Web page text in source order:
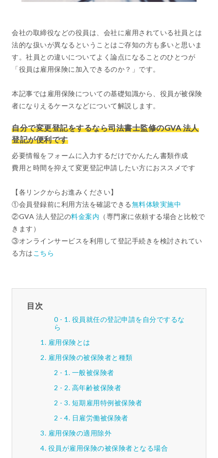
会社の取締役などの役員は、会社に雇用されている社員とは
法的な扱いが異なるということはご存知の方も多いと思いま
す。社員との違いについてよく論点になることのひとつが
「役員は雇用保険に加入できるのか？」です。
本記事では雇用保険についての基礎知識から、役員が被保険
者になりえるケースなどについて解説します。
自分で変更登記をするなら司法書士監修のGVA 法人
登記が便利です
必要情報をフォームに入力するだけでかんたん書類作成
費用と時間を抑えて変更登記申請したい方におススメです
【各リンクからお進みください】
①会員登録前に利用方法を確認できる無料体験実施中
②GVA 法人登記の料金案内 （専門家に依頼する場合と比較で
きます）
③オンラインサービスを利用して登記手続きを検討されてい
る方は こちら
目次
役員就任の登記申請を自分でするな
ら
雇用保険とは
雇用保険の被保険者と種類
一般被保険者
高年齢被保険者
短期雇用特例被保険者
日雇労働被保険者
雇用保険の適用除外
役員が雇用保険の被保険者となる場合